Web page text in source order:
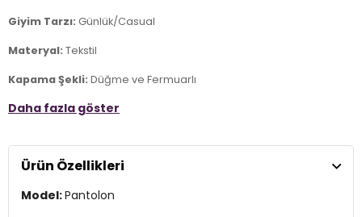
Giyim Tarzı: Günlük/Casual
Materyal: Tekstil
Kapama Şekli: Düğme ve Fermuarlı
Cep:Cepli
Bel:Yüksek Bel
Boy:Standart
Daha fazla göster
Ürün Özellikleri
Model:Pantolon